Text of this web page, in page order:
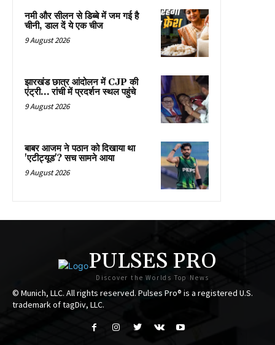
नमी और सीलन से डिब्बे में जम गई है
चीनी, डाल दें ये एक चीज
9 August 2026
झारखंड छात्र आंदोलन में CJP की
एंट्री… रांची में प्रदर्शन स्थल पहुंचे
9 August 2026
बाबर आजम ने पठान को दिखाया था
'एटीट्यूड'? सच सामने आया
9 August 2026
PULSES PRO
Discover the Worlds Top News
© Munich, LLC. All rights reserved. Pulses Pro® is a registered U.S.
trademark of tagDiv, LLC.